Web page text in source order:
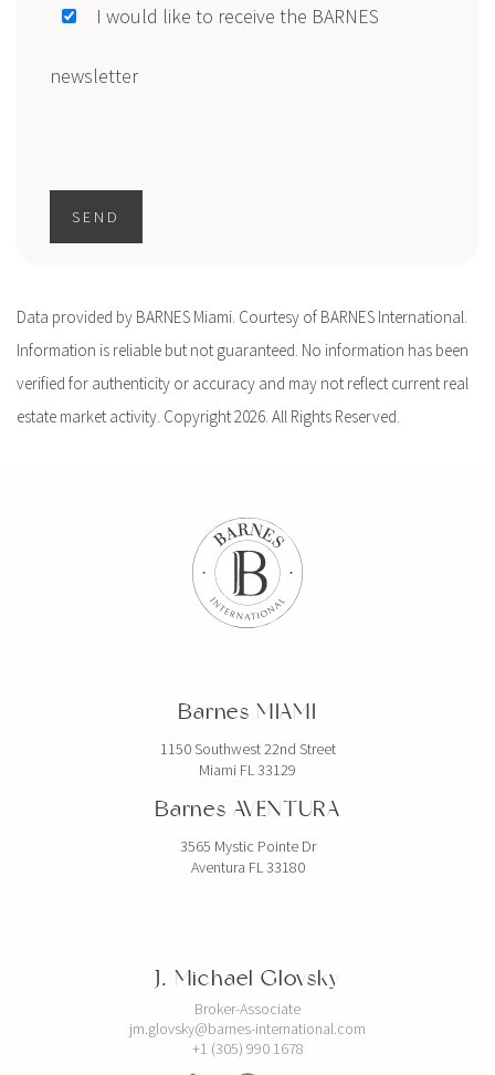
I would like to receive the BARNES
newsletter
SEND
Data provided by BARNES Miami. Courtesy of BARNES International.
Information is reliable but not guaranteed. No information has been
verified for authenticity or accuracy and may not reflect current real
estate market activity. Copyright 2026. All Rights Reserved.
Barnes MIAMI
1150 Southwest 22nd Street
Miami FL 33129
Barnes AVENTURA
3565 Mystic Pointe Dr
Aventura FL 33180
J. Michael Glovsky
Broker-Associate
jm.glovsky@barnes-international.com
+1 (305) 990 1678